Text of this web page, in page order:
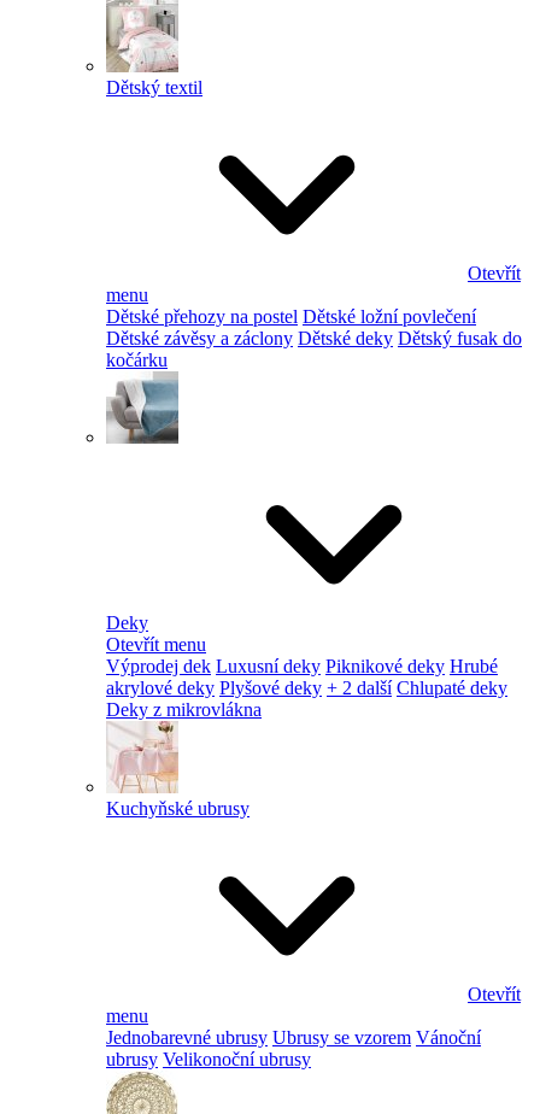
Dětský textil
Otevřít
menu
Dětské přehozy na postel Dětské ložní povlečení
Dětské závěsy a záclony Dětské deky Dětský fusak do
kočárku
Deky
Otevřít menu
Výprodej dek Luxusní deky Piknikové deky Hrubé
akrylové deky Plyšové deky + 2 další Chlupaté deky
Deky z mikrovlákna
Kuchyňské ubrusy
Otevřít
menu
Jednobarevné ubrusy Ubrusy se vzorem Vánoční
ubrusy Velikonoční ubrusy